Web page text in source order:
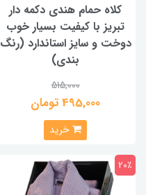
کلاه حمام هندی دکمه دار
تبریز با کیفیت بسیار خوب
دوخت و سایز استاندارد (رنگ
بندی)
515,000
495,000 تومان
خرید
20٪